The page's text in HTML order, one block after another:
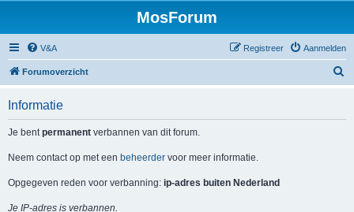
MosForum
V&A Aanmelden
Registreer
Forumoverzicht
Informatie
Je bentpermanent verbannen van dit forum.
Neem contact op met een beheerder voor meer informatie.
Opgegeven reden voor verbanning: ip-adres buiten Nederland
Je IP-adres is verbannen.